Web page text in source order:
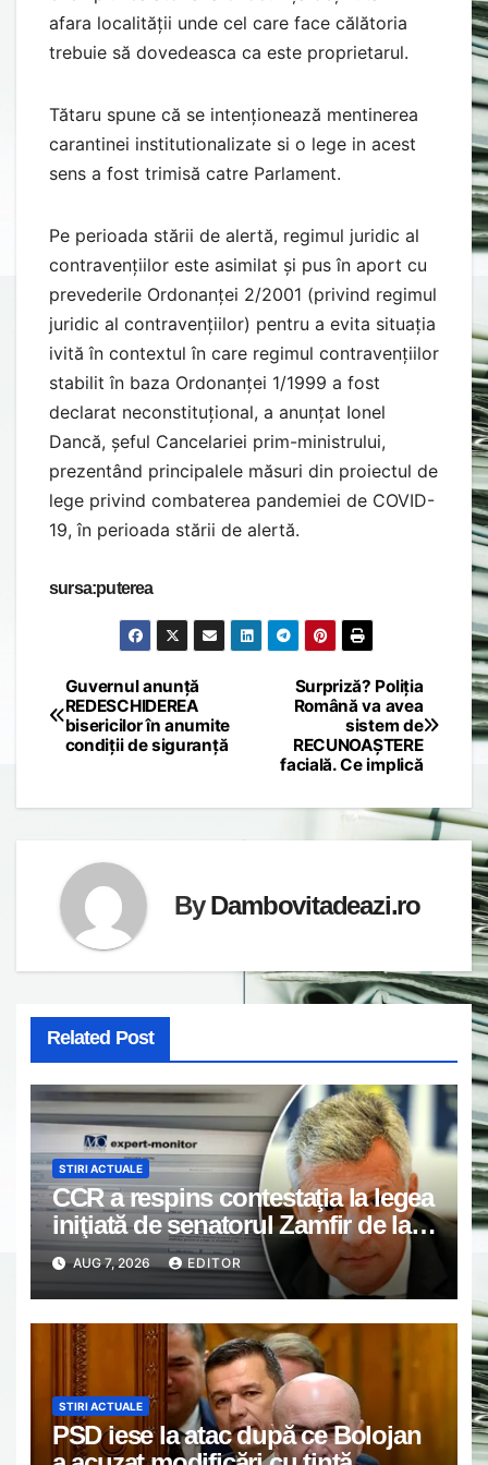
afara localității unde cel care face călătoria
trebuie să dovedeasca ca este proprietarul.
Tătaru spune că se intenționează mentinerea
carantinei institutionalizate si o lege in acest
sens a fost trimisă catre Parlament.
Pe perioada stării de alertă, regimul juridic al
contravențiilor este asimilat și pus în aport cu
prevederile Ordonanței 2/2001 (privind regimul
juridic al contravențiilor) pentru a evita situația
ivită în contextul în care regimul contravențiilor
stabilit în baza Ordonanței 1/1999 a fost
declarat neconstituțional, a anunțat Ionel
Dancă, șeful Cancelariei prim-ministrului,
prezentând principalele măsuri din proiectul de
lege privind combaterea pandemiei de COVID-
19, în perioada stării de alertă.
sursa:puterea
Post
navigation
Surpriză? Poliția
Română va avea
sistem de
RECUNOAȘTERE
facială. Ce implică
Guvernul anunță
REDESCHIDEREA
bisericilor în anumite
condiții de siguranță
ByDambovitadeazi.ro
Related Post
STIRI ACTUALE
CCR a respins contestaţia la legea
iniţiată de senatorul Zamfir de la
PSD, care permite reluarea
construcţiei hidrocentralelor din
zonele protejate
AUG 7, 2026 EDITOR
STIRI ACTUALE
PSD iese la atac după ce Bolojan